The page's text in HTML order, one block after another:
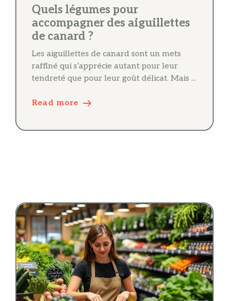
Quels légumes pour
accompagner des aiguillettes
de canard​ ?
Les aiguillettes de canard sont un mets
raffiné qui s’apprécie autant pour leur
tendreté que pour leur goût délicat. Mais ...
Read more